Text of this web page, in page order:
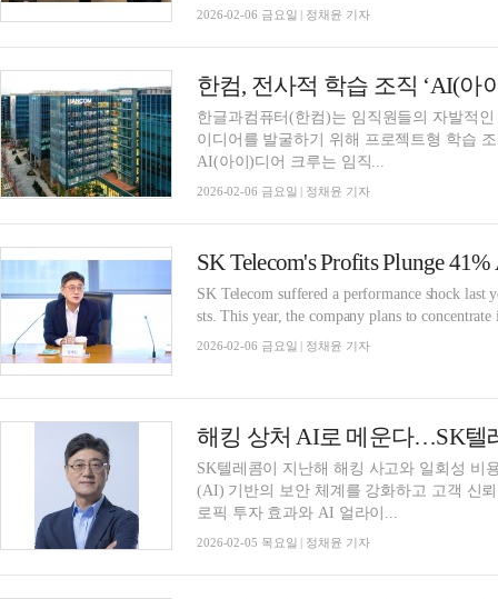
2026-02-06 금요일 | 정채윤 기자
한컴, 전사적 학습 조직 ‘AI(아
한글과컴퓨터(한컴)는 임직원들의 자발적
이디어를 발굴하기 위해 프로젝트형 학습
AI(아이)디어 크루는 임직...
2026-02-06 금요일 | 정채윤 기자
SK Telecom suffered a performance shock last
sts. This year, the company plans to
2026-02-06 금요일 | 정채윤 기자
해킹 상처 AI로 메운다…SK텔
SK텔레콤이 지난해 해킹 사고와 일회성 비
(AI) 기반의 보안 체계를 강화하고 고객 신
로픽 투자 효과와 AI 얼라이...
2026-02-05 목요일 | 정채윤 기자